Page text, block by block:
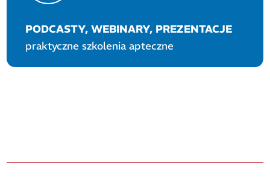
PODCASTY, WEBINARY, PREZENTACJE
praktyczne szkolenia apteczne